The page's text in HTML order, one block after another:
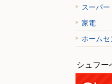
スーパー
家電
ホームセ
シュフー